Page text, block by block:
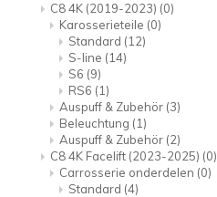
C8 4K (2019-2023) (0)
Karosserieteile (0)
Standard (12)
S-line (14)
S6 (9)
RS6 (1)
Auspuff & Zubehör (3)
Beleuchtung (1)
Auspuff & Zubehör (2)
C8 4K Facelift (2023-2025) (0)
Carrosserie onderdelen (0)
Standard (4)